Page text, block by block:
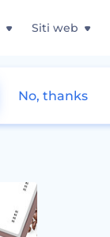
Siti web
No, thanks